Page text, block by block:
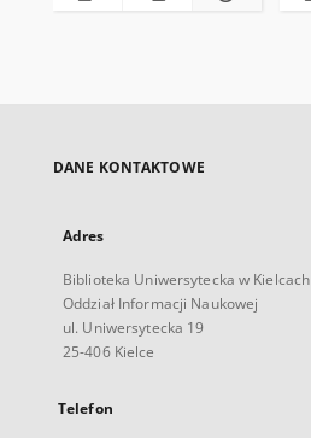
DANE KONTAKTOWE
Adres
Biblioteka Uniwersytecka w Kielcach
Oddział Informacji Naukowej
ul. Uniwersytecka 19
25-406 Kielce
Telefon